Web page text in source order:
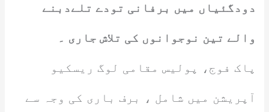
دودگئیاں میں برفانی تودے تلےدبنے
والے تین نوجوانوں کی تلاش جاری ۔
پاک فوج، پولیس مقامی لوگ ریسکیو
آپریشن میں شامل ، برف باری کی وجہ سے